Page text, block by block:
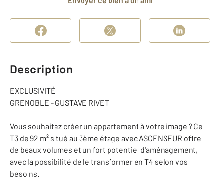
Description
EXCLUSIVITÉ
GRENOBLE - GUSTAVE RIVET
Vous souhaitez créer un appartement à votre image ? Ce
T3 de 92 m² situé au 3ème étage avec ASCENSEUR offre
de beaux volumes et un fort potentiel d'aménagement,
avec la possibilité de le transformer en T4 selon vos
besoins.